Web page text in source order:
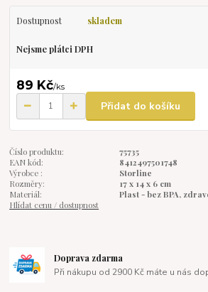
Dostupnost skladem
Nejsme plátci DPH
89 Kč/ks
Přidat do košíku
Číslo produktu:
75735
EAN kód:
8412497501748
Výrobce :
Storline
Rozměry:
17 x 14 x 6 cm
Materiál:
Plast - bez BPA,
Hlídat cenu / dostupnost
Doprava zdarma
Při nákupu od 2900 Kč máte u nás